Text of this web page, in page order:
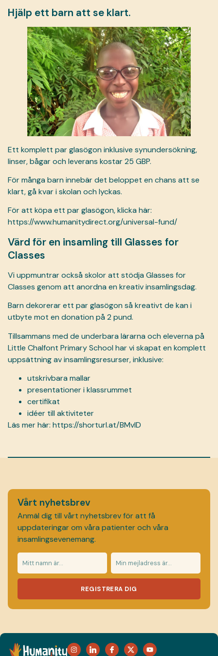
Hjälp ett barn att se klart.
Ett komplett par glasögon inklusive synundersökning,
linser, bågar och leverans kostar 25 GBP.
För många barn innebär det beloppet en chans att se
klart, gå kvar i skolan och lyckas.
För att köpa ett par glasögon, klicka här:
https://www.humanitydirect.org/universal-fund/
Värd för en insamling till Glasses for
Classes
Vi uppmuntrar också skolor att stödja Glasses for
Classes genom att anordna en kreativ insamlingsdag.
Barn dekorerar ett par glasögon så kreativt de kan i
utbyte mot en donation på 2 pund.
Tillsammans med de underbara lärarna och eleverna på
Little Chalfont Primary School har vi skapat en komplett
uppsättning av insamlingsresurser, inklusive:
utskrivbara mallar
presentationer i klassrummet
certifikat
idéer till aktiviteter
Läs mer här: https://shorturl.at/BMvID
Vårt nyhetsbrev
Anmäl dig till vårt nyhetsbrev för att få
uppdateringar om våra patienter och våra
insamlingsevenemang.
REGISTRERA DIG